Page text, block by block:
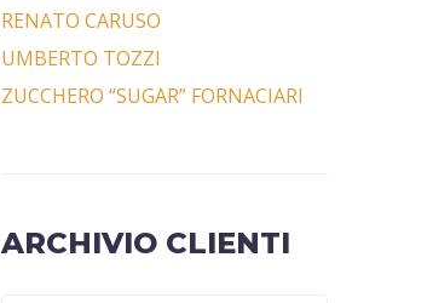
RENATO CARUSO
UMBERTO TOZZI
ZUCCHERO “SUGAR” FORNACIARI
ARCHIVIO CLIENTI